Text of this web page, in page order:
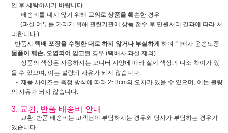
인 후 세탁하시기 바랍니다.
- 배송비를 내지 않기 위해 고의로 상품을 훼손한 경우
(과실 여부를 가리기 위해 관련기관에 상품 접수 후 민원처리 결과에 따라 처
리합니다.)
- 반품시 택배 포장을 수령한 대로 하지 않거나 부실하게 하여 택배사 운송도중
물품이 훼손, 오염되어 입고된 경우 (택배사 과실 제외)
- 상품의 색상은 사용하시는 모니터 사양에 따라 실제 색상과 다소 차이가 있
을 수 있으며, 이는 불량의 사유가 되지 않습니다.
- 제품 사이즈는 측정 방식에 따라 2~3cm의 오차가 있을 수 있으며, 이는 불량
의 사유가 되지 않습니다.
3. 교환, 반품 배송비 안내
- 교환, 반품 배송비는 고객님이 부담하시는 경우와 당사가 부담하는 경우가
있습니다.